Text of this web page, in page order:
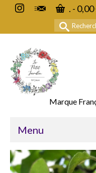
. - 0,00
Marque
Menu